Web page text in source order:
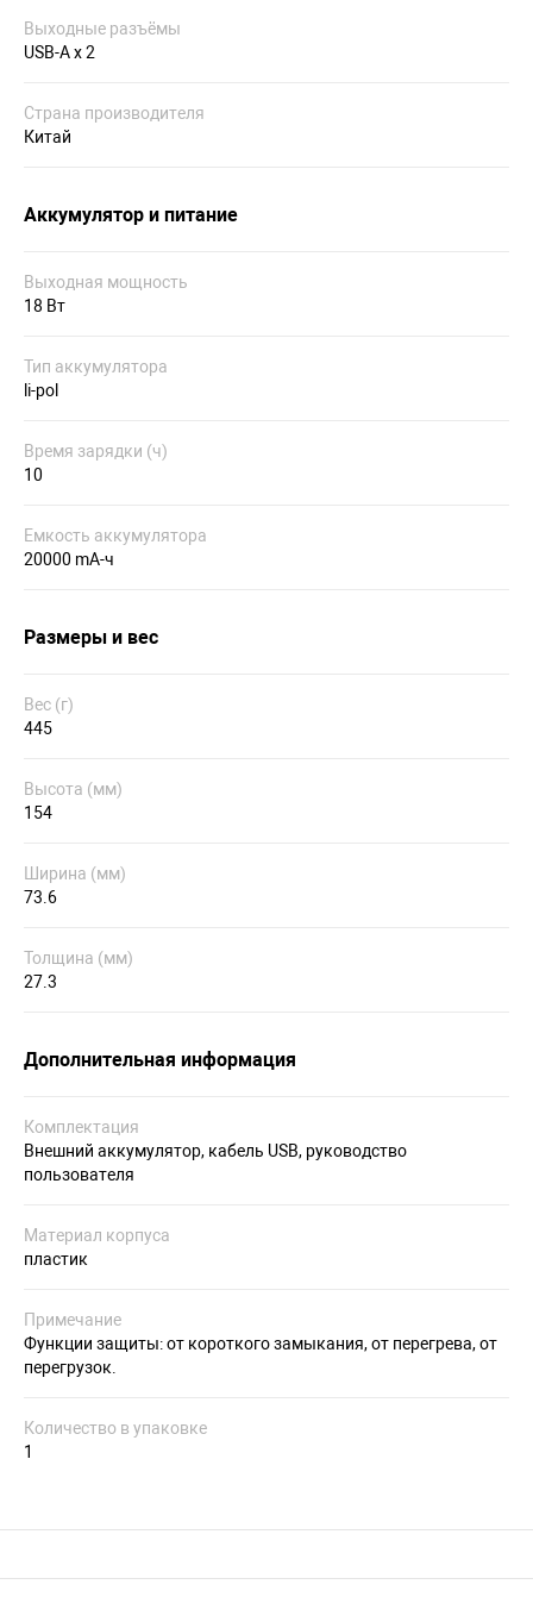
Выходные разъёмы
USB-A x 2
Страна производителя
Китай
Аккумулятор и питание
Выходная мощность
18 Вт
Тип аккумулятора
li-pol
Время зарядки (ч)
10
Емкость аккумулятора
20000 mA-ч
Размеры и вес
Вес (г)
445
Высота (мм)
154
Ширина (мм)
73.6
Толщина (мм)
27.3
Дополнительная информация
Комплектация
Внешний аккумулятор, кабель USB, руководство
пользователя
Материал корпуса
пластик
Примечание
Функции защиты: от короткого замыкания, от перегрева, от
перегрузок.
Количество в упаковке
1